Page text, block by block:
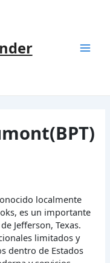
localmente
es un importante
Jefferson, Texas.
limitados y
dentro de Estados